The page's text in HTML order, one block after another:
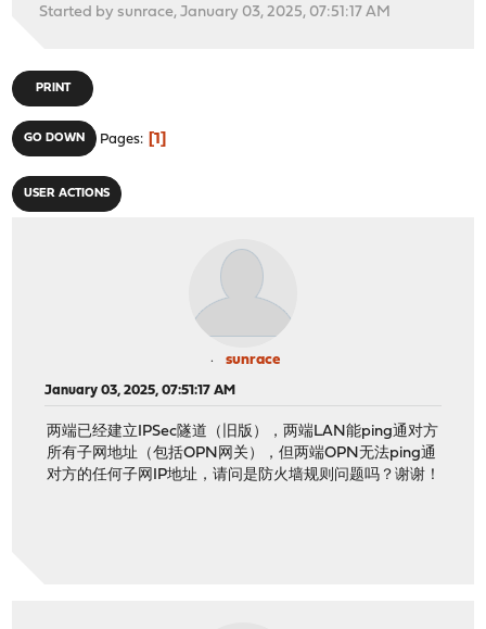
Started by sunrace, January 03, 2025, 07:51:17 AM
PRINT
GO DOWN Pages 1
USER ACTIONS
sunrace
January 03, 2025, 07:51:17 AM
两端已经建立IPSec隧道（旧版），两端LAN能ping通对方
所有子网地址（包括OPN网关），但两端OPN无法ping通
对方的任何子网IP地址，请问是防火墙规则问题吗？谢谢！